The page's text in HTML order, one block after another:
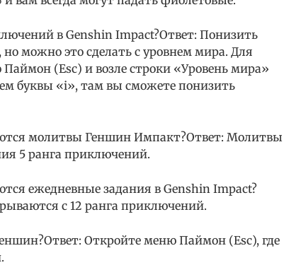
в Genshin Impact?Ответ: Понизить
можно это сделать с уровнем мира. Для
(Esc) и возле строки «Уровень мира»
буквы «i», там вы сможете понизить
молитвы Геншин Импакт?Ответ: Молитвы
5 ранга приключений.
ежедневные задания в Genshin Impact?
с 12 ранга приключений.
Откройте меню Паймон (Esc), где